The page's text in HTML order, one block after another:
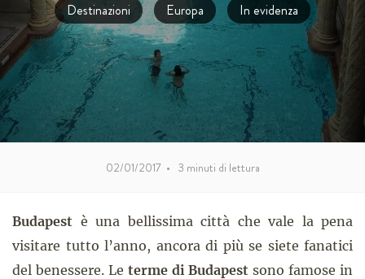
Destinazioni Europa In evidenza
02/01/2017• 3 minuti di lettura
Budapest è una bellissima città che vale la pena
visitare tutto l’anno, ancora di più se siete fanatici
del benessere. Le terme di Budapest sono famose in